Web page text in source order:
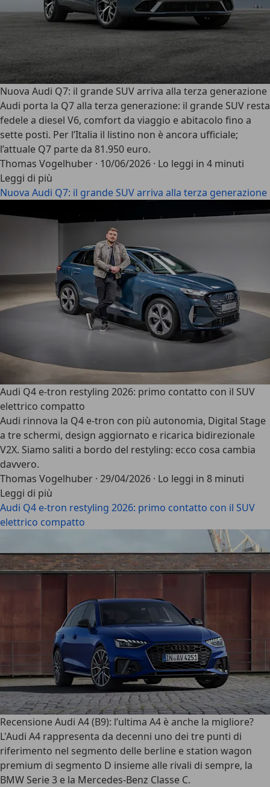
Nuova Audi Q7: il grande SUV arriva alla terza generazione
Audi porta la Q7 alla terza generazione: il grande SUV resta
fedele a diesel V6, comfort da viaggio e abitacolo fino a
sette posti. Per l’Italia il listino non è ancora ufficiale;
l’attuale Q7 parte da 81.950 euro.
Thomas Vogelhuber · 10/06/2026 · Lo leggi in 4 minuti
Leggi di più
Nuova Audi Q7: il grande SUV arriva alla terza generazione
Audi Q4 e-tron restyling 2026: primo contatto con il SUV
elettrico compatto
Audi rinnova la Q4 e-tron con più autonomia, Digital Stage
a tre schermi, design aggiornato e ricarica bidirezionale
V2X. Siamo saliti a bordo del restyling: ecco cosa cambia
davvero.
Thomas Vogelhuber · 29/04/2026 · Lo leggi in 8 minuti
Leggi di più
Audi Q4 e-tron restyling 2026: primo contatto con il SUV
elettrico compatto
Recensione Audi A4 (B9): l’ultima A4 è anche la migliore?
L'Audi A4 rappresenta da decenni uno dei tre punti di
riferimento nel segmento delle berline e station wagon
premium di segmento D insieme alle rivali di sempre, la
BMW Serie 3 e la Mercedes-Benz Classe C.